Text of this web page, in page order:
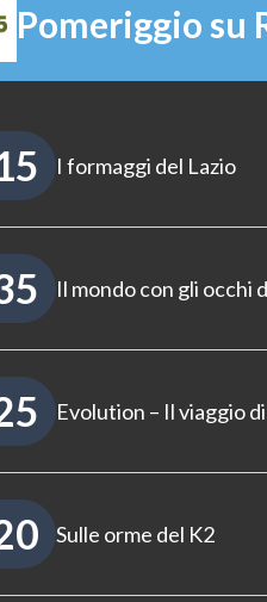
Pomeriggio su
I formaggi del Lazio
Il mondo con gli occhi
Evolution – Il viaggio
Sulle orme del K2